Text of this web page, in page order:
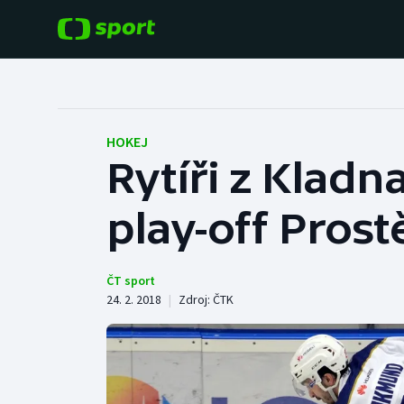
Hokej
Tenis
Cyklistika
Baseball a softbal
Basketbal
Boby a skeleton
Box
HOKEJ
Rytíři z
play-off
ČT sport
24. 2. 2018 | Zdroj: ČTK